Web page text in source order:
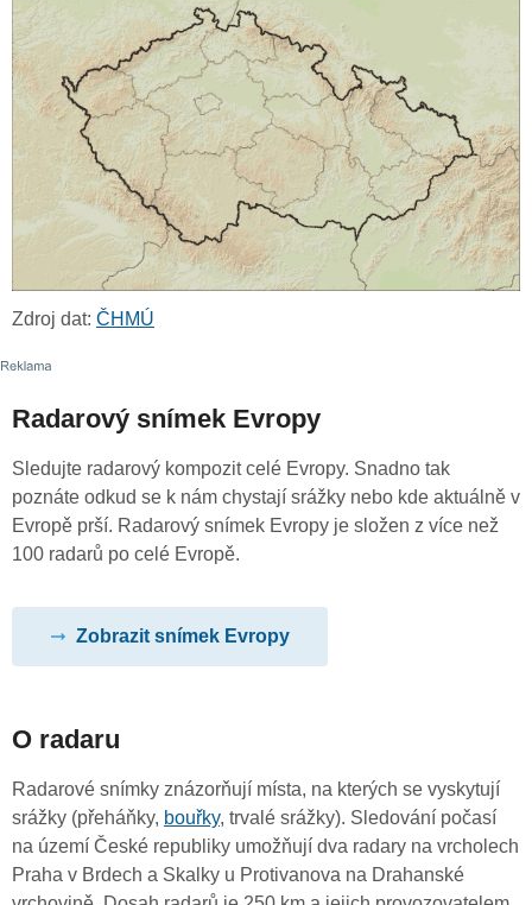
Zdroj dat: ČHMÚ
Radarový snímek Evropy
Sledujte radarový kompozit celé Evropy. Snadno tak
poznáte odkud se k nám chystají srážky nebo kde aktuálně v
Evropě prší. Radarový snímek Evropy je složen z více než
100 radarů po celé Evropě.
Zobrazit snímek Evropy
O radaru
Radarové snímky znázorňují místa, na kterých se vyskytují
srážky (přeháňky, bouřky, trvalé srážky). Sledování počasí
na území České republiky umožňují dva radary na vrcholech
Praha v Brdech a Skalky u Protivanova na Drahanské